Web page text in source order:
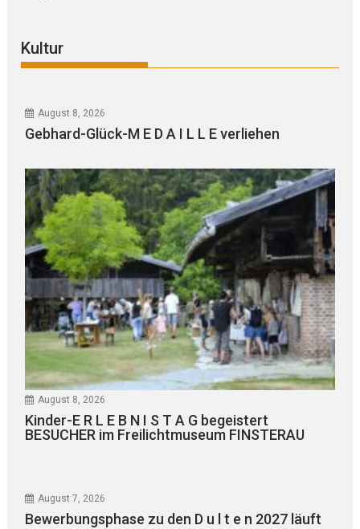
Kultur
August 8, 2026
Gebhard-Glück-M E D A I L L E verliehen
August 8, 2026
Kinder-E R L E B N I S T A G begeistert
BESUCHER im Freilichtmuseum FINSTERAU
August 7, 2026
Bewerbungsphase zu den D u l t e n 2027 läuft